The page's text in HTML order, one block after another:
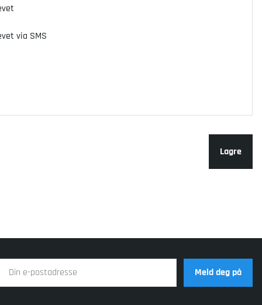
SMS
via SMS
Lagre
Meld deg på